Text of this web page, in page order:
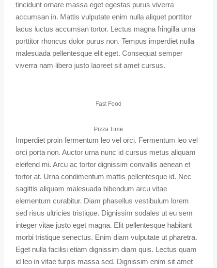
tincidunt ornare massa eget egestas purus viverra
accumsan in. Mattis vulputate enim nulla aliquet porttitor
lacus luctus accumsan tortor. Lectus magna fringilla urna
porttitor rhoncus dolor purus non. Tempus imperdiet nulla
malesuada pellentesque elit eget. Consequat semper
viverra nam libero justo laoreet sit amet cursus.
Fast Food
Pizza Time
Imperdiet proin fermentum leo vel orci. Fermentum leo vel
orci porta non. Auctor urna nunc id cursus metus aliquam
eleifend mi. Arcu ac tortor dignissim convallis aenean et
tortor at. Urna condimentum mattis pellentesque id. Nec
sagittis aliquam malesuada bibendum arcu vitae
elementum curabitur. Diam phasellus vestibulum lorem
sed risus ultricies tristique. Dignissim sodales ut eu sem
integer vitae justo eget magna. Elit pellentesque habitant
morbi tristique senectus. Enim diam vulputate ut pharetra.
Eget nulla facilisi etiam dignissim diam quis. Lectus quam
id leo in vitae turpis massa sed. Dignissim enim sit amet